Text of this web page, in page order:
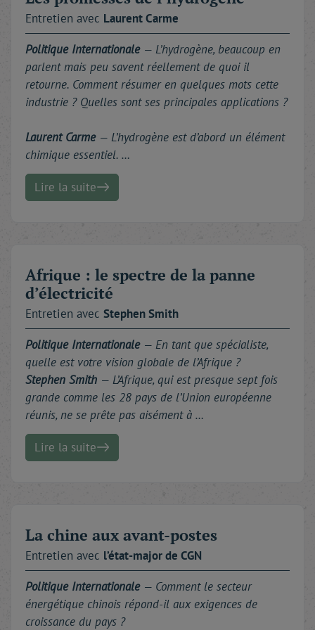
Entretien avec LaurentCarme
Politique Internationale— L’hydrogène, beaucoup en
parlent mais peu savent réellement de quoi il
retourne. Comment résumer en quelques mots cette
industrie ? Quelles sont ses principales applications ?
Laurent Carme— L’hydrogène est d’abord un élément
chimique essentiel. …
Lire la suite
Afrique : le spectre de la panne
d’électricité
Entretien avec StephenSmith
Politique Internationale— En tant que spécialiste,
quelle est votre vision globale de l’Afrique ?
Stephen Smith — L’Afrique, qui est presque sept fois
grande comme les 28 pays de l’Union européenne
réunis, ne se prête pas aisément à …
Lire la suite
La chine aux avant-postes
Entretien avec l’état-majorde CGN
Politique Internationale— Comment le secteur
énergétique chinois répond-il aux exigences de
croissance du pays ?